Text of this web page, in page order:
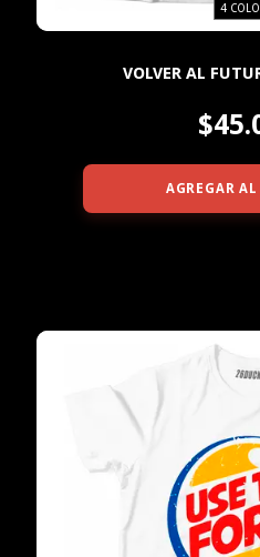
4
VOLVER AL
AGREGAR